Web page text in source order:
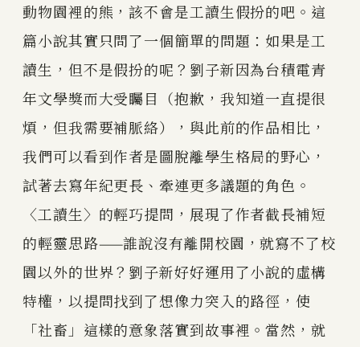
動物園裡的熊，該不會是工讀生假扮的吧。這
篇小說其實只問了一個簡單的問題：如果是工
讀生，但不是假扮的呢？劉子新因為台積電青
年文學獎而大受矚目（抱歉，我知道一直提很
煩，但我需要補脈絡），與此前的作品相比，
我們可以看到作者是圖脫離學生格局的野心，
試著去寫年紀更長、牽連更多議題的角色。
〈工讀生〉的輕巧提問，展現了作者截長補短
的輕靈思路——誰說沒有離開校園，就寫不了校
園以外的世界？劉子新好好運用了小說的虛構
特權，以提問找到了想像力突入的路徑，使
「社畜」這樣的意象落實到故事裡。當然，就